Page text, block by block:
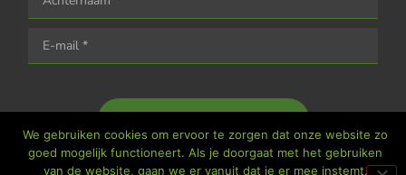
We gebruiken cookies om ervoor te zorgen dat onze website zo
goed mogelijk functioneert. Als je doorgaat met het gebruiken
van de website, gaan we er vanuit dat je er mee instemt.